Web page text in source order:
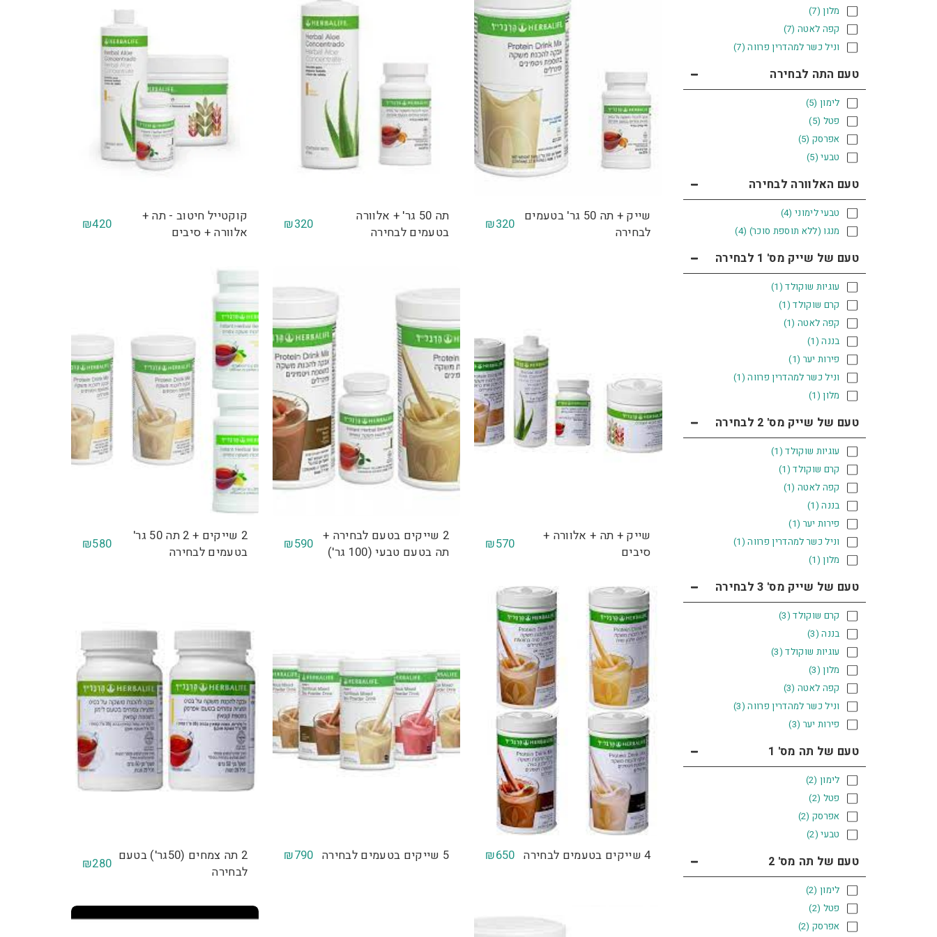
טעם של שייק מס' 1 לבחירה
עוגיות שוקולד(1)
קרם שוקולד(1)
קפה לאטה(1)
בננה(1)
פירות יער (1)
וניל כשר למהדרין פרווה(1)
מלון (1)
טעם של שייק מס' 2 לבחירה
עוגיות שוקולד(1)
קרם שוקולד(1)
קפה לאטה(1)
בננה(1)
פירות יער (1)
וניל כשר למהדרין פרווה(1)
מלון (1)
טעם של שייק מס' 3 לבחירה
קרם שוקולד(3)
בננה(3)
עוגיות שוקולד(3)
מלון (3)
קפה לאטה(3)
וניל כשר למהדרין פרווה(3)
פירות יער (3)
מלון (7)
קפה לאטה(7)
וניל כשר למהדרין פרווה(7)
טעם התה לבחירה
לימון (5)
פטל (5)
אפרסק(5)
טבעי(5)
טעם האלוורה לבחירה
טבעי לימוני(4)
מנגו (ללא תוספת סוכר) (4)
טעם של תה מס' 1
לימון (2)
פטל (2)
אפרסק(2)
טבעי(2)
טעם של תה מס' 2
לימון (2)
פטל (2)
אפרסק(2)
שייק + תה 50 גר' בטעמים
לבחירה
₪320
תה 50 גר' + אלוורה
בטעמים לבחירה
₪320
קוקטייל חיטוב - תה +
אלוורה + סיבים
₪420
שייק + תה + אלוורה +
סיבים
₪570
2 שייקים בטעם לבחירה +
תה בטעם טבעי (100 גר')
₪590
2 שייקים + 2 תה 50 גר'
בטעמים לבחירה
₪580
4 שייקים בטעמים לבחירה ₪650 5 שייקים בטעמים לבחירה ₪790
2 תה צמחים (50גר') בטעם
לבחירה
₪280